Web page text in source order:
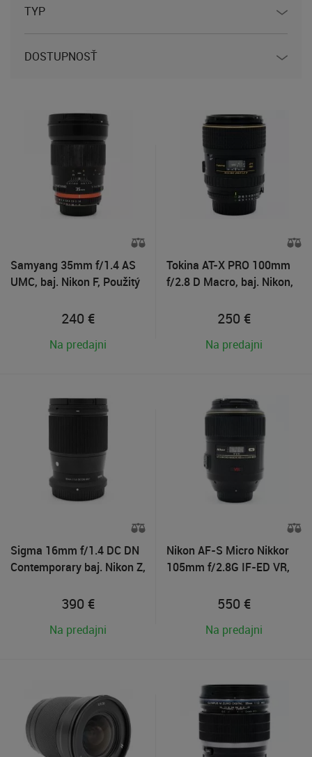
TYP
DOSTUPNOSŤ
Samyang 35mm f/1.4 AS
UMC, baj. Nikon F, Použitý
240 €
Na predajni
Tokina AT-X PRO 100mm
f/2.8 D Macro, baj. Nikon,
250 €
Na predajni
Sigma 16mm f/1.4 DC DN
Contemporary baj. Nikon Z,
390 €
Na predajni
Nikon AF-S Micro Nikkor
105mm f/2.8G IF-ED VR,
550 €
Na predajni